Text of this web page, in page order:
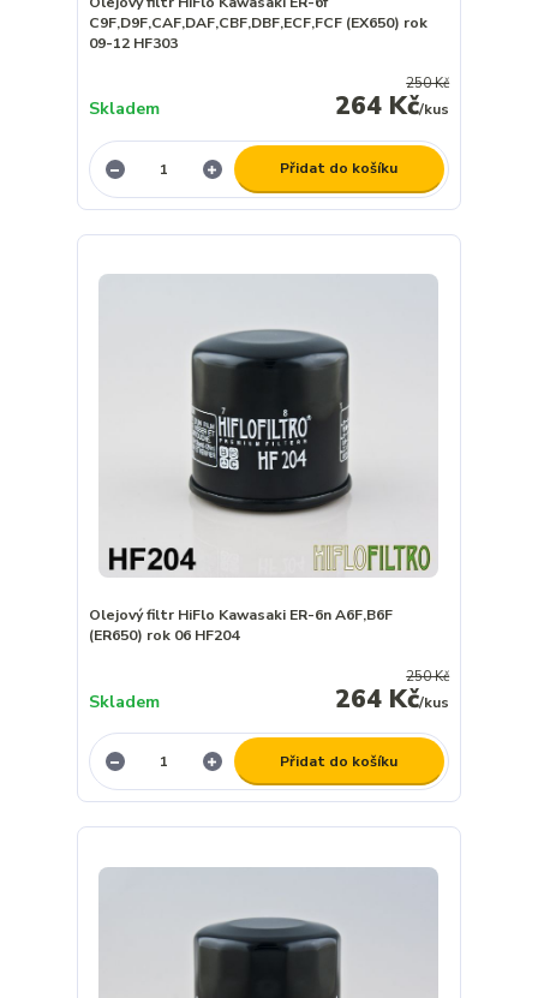
C9F,D9F,CAF,DAF,CBF,DBF,ECF,FCF (EX650) rok
09-12 HF303
250 Kč
264 Kč/kus
Skladem
Přidat do košíku
Olejový filtr HiFlo Kawasaki ER-6n A6F,B6F
(ER650) rok 06 HF204
250 Kč
264 Kč/kus
Skladem
Přidat do košíku